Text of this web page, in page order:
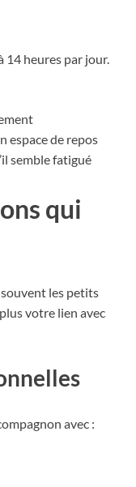
14 heures par jour.
espace de repos
semble fatigué
qui
les petits
votre lien avec
avec :